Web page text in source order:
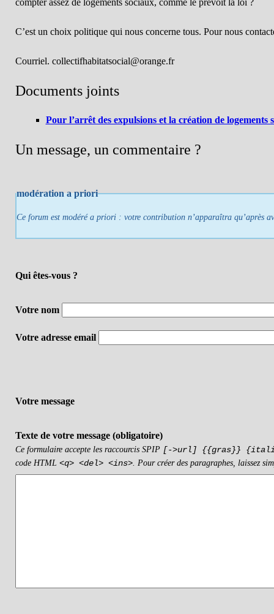
compter assez de logements sociaux, comme le prévoit la loi ?
C’est un choix politique qui nous concerne tous. Pour nous
Courriel. collectifhabitatsocial@orange.fr
Documents joints
Pour l’arrêt des expulsions et la création de logements
Un message, un commentaire ?
modération a priori
Ce forum est modéré a priori : votre contribution n’apparaîtra qu’après
Qui êtes-vous ?
Votre nom
Votre adresse email
Votre message
Texte de votre message (obligatoire)
Ce formulaire accepte les raccourcis SPIP [->url] {{gras}}
code HTML <q> <del> <ins>. Pour créer des paragraphes, laissez